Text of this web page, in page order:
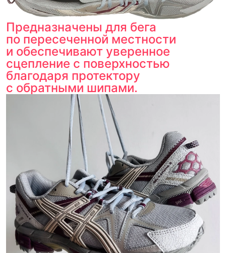
Предназначены для бега
по пересеченной местности
и обеспечивают уверенное
сцепление с поверхностью
благодаря протектору
с обратными шипами.